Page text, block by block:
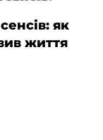
як
життя